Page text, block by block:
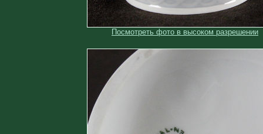
Посмотреть фото в высоком разрешении